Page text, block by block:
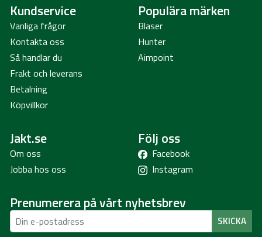
Kundservice
Vanliga frågor
Kontakta oss
Så handlar du
Frakt och leverans
Betalning
Köpvillkor
Populära märken
Blaser
Hunter
Aimpoint
Jakt.se
Om oss
Jobba hos oss
Följ oss
Facebook
Instagram
Prenumerera på vårt nyhetsbrev
SKICKA